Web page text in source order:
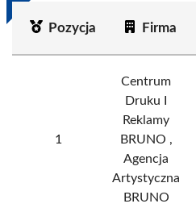
Pozycja Firma
1
Centrum
Druku I
Reklamy
BRUNO ,
Agencja
Artystyczna
BRUNO